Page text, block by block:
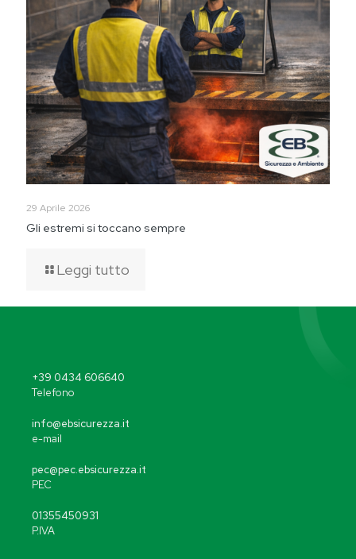
29 Aprile 2026
Gli estremi si toccano sempre
Leggi tutto
+39 0434 606640
Telefono
info@ebsicurezza.it
e-mail
pec@pec.ebsicurezza.it
PEC
01355450931
P.IVA